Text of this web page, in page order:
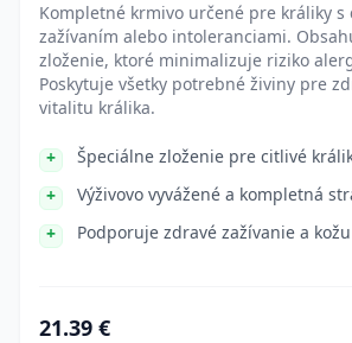
Kompletné krmivo určené pre králiky s
zažívaním alebo intoleranciami.
zloženie, ktoré minimalizuje riziko
Poskytuje všetky potrebné živiny pre
vitalitu králika.
Špeciálne zloženie pre citlivé
Výživovo vyvážené a kompletná
Podporuje zdravé zažívanie a kožu
21.39 €